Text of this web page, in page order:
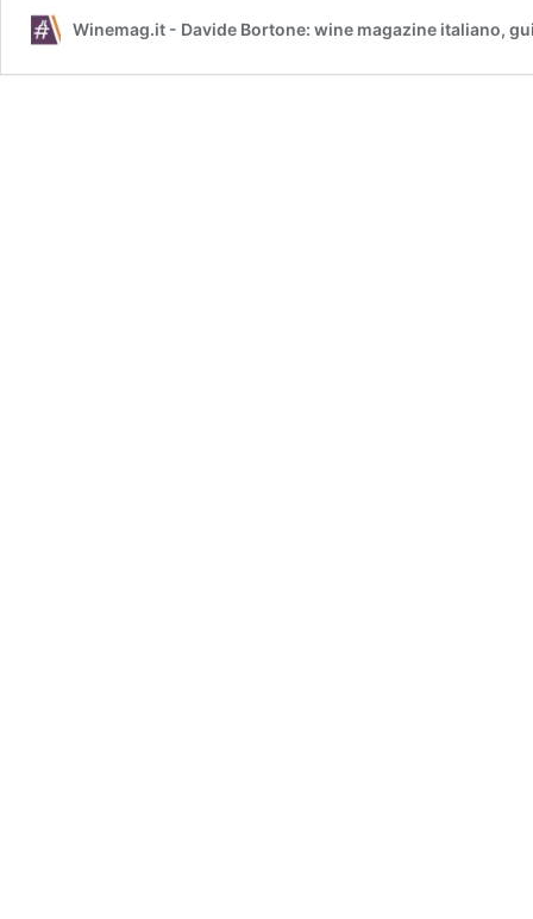
Winemag.it - Davide Bortone: wine magazine italiano,